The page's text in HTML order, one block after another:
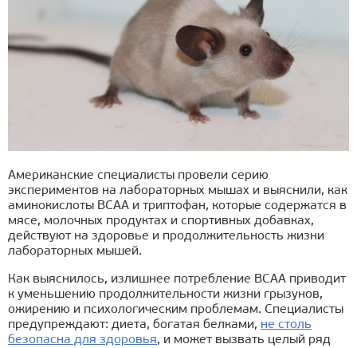
Американские специалисты провели серию
экспериментов на лабораторных мышах и выяснили, как
аминокислоты BCAA и триптофан, которые содержатся в
мясе, молочных продуктах и спортивных добавках,
действуют на здоровье и продолжительность жизни
лабораторных мышей.
Как выяснилось, излишнее потребление BCAA приводит
к уменьшению продолжительности жизни грызунов,
ожирению и психологическим проблемам. Специалисты
предупреждают: диета, богатая белками, не столь
безопасна для здоровья, и может вызвать целый ряд